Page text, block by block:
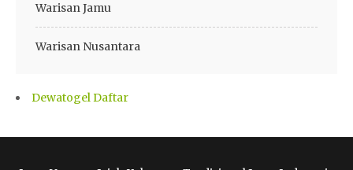
Warisan Jamu
Warisan Nusantara
Dewatogel Daftar